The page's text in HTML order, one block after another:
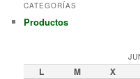
CATEGORÍAS
Productos
L M X